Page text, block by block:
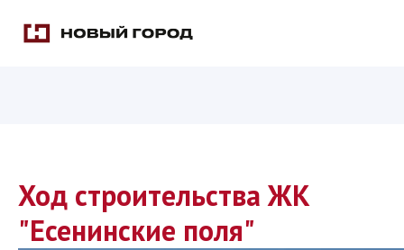
Ход строительства ЖК
"Есенинские поля"